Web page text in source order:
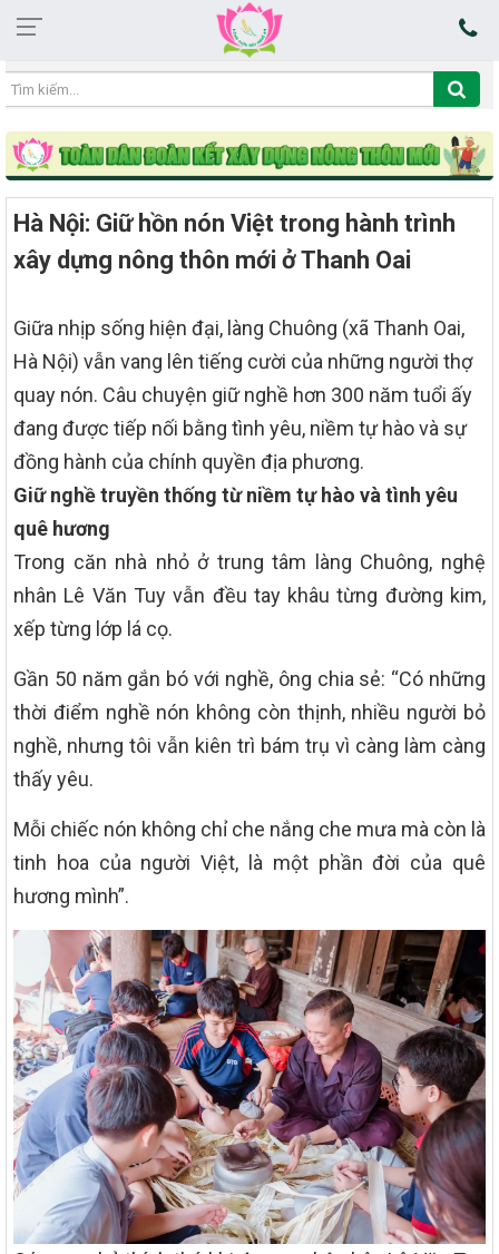
11:58:41 07/08/2026
Hà Nội: Giữ hồn nón Việt trong hành trình
xây dựng nông thôn mới ở Thanh Oai
Giữa nhịp sống hiện đại, làng Chuông (xã Thanh Oai,
Hà Nội) vẫn vang lên tiếng cười của những người thợ
quay nón. Câu chuyện giữ nghề hơn 300 năm tuổi ấy
đang được tiếp nối bằng tình yêu, niềm tự hào và sự
đồng hành của chính quyền địa phương.
Giữ nghề truyền thống từ niềm tự hào và tình yêu
quê hương
Trong căn nhà nhỏ ở trung tâm làng Chuông, nghệ
nhân Lê Văn Tuy vẫn đều tay khâu từng đường kim,
xếp từng lớp lá cọ.
Gần 50 năm gắn bó với nghề, ông chia sẻ: “Có những
thời điểm nghề nón không còn thịnh, nhiều người bỏ
nghề, nhưng tôi vẫn kiên trì bám trụ vì càng làm càng
thấy yêu.
Mỗi chiếc nón không chỉ che nắng che mưa mà còn là
tinh hoa của người Việt, là một phần đời của quê
hương mình”.